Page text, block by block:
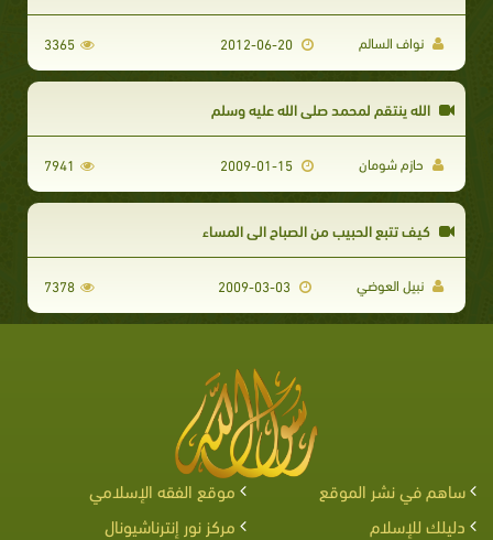
نواف السالم 2012-06-20
3365
الله ينتقم لمحمد صلى الله عليه وسلم
حازم شومان 2009-01-15
7941
كيف تتبع الحبيب من الصباح الي المساء
نبيل العوضي 7378
ساهم في نشر الموقع
موقع الفقه الإسلامي
دليلك للإسلام
مركز نور إنترناشيونال